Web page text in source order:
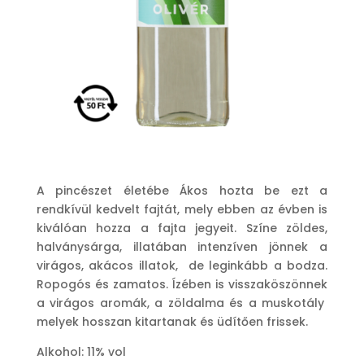
A pincészet életébe Ákos hozta be ezt a
rendkívül kedvelt fajtát, mely ebben az évben is
kiválóan hozza a fajta jegyeit. Színe zöldes,
halványsárga, illatában intenzíven jönnek a
virágos, akácos illatok, de leginkább a bodza.
Ropogós és zamatos. Ízében is visszaköszönnek
a virágos aromák, a zöldalma és a muskotály
melyek hosszan kitartanak és üdítően frissek.
Alkohol: 11% vol